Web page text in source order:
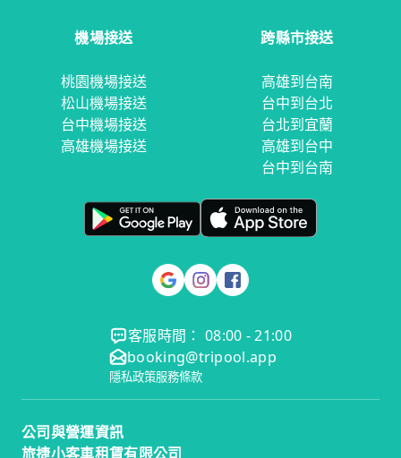
機場接送
桃園機場接送
松山機場接送
台中機場接送
高雄機場接送
跨縣市接送
高雄到台南
台中到台北
台北到宜蘭
高雄到台中
台中到台南
客服時間： 08:00 - 21:00
booking@tripool.app
隱私政策服務條款
公司與營運資訊
旅捷小客車租賃有限公司